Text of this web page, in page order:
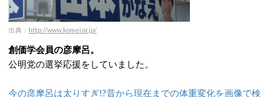
出典： http://www.komei.or.jp/
創価学会員の彦摩呂。
公明党の選挙応援をしていました。
今の彦摩呂は太りすぎ!?昔から現在までの体重変化を画像で検